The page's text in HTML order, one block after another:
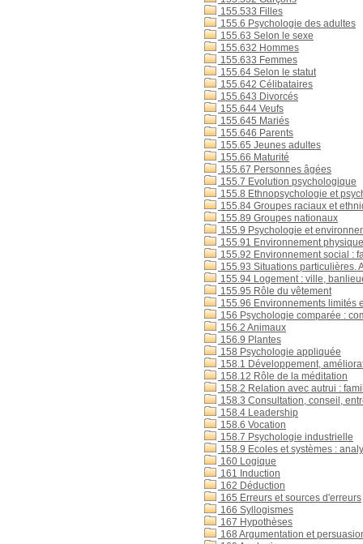
155.533 Filles
155.6 Psychologie des adultes
155.63 Selon le sexe
155.632 Hommes
155.633 Femmes
155.64 Selon le statut
155.642 Célibataires
155.643 Divorcés
155.644 Veufs
155.645 Mariés
155.646 Parents
155.65 Jeunes adultes
155.66 Maturité
155.67 Personnes âgées
155.7 Evolution psychologique
155.8 Ethnopsychologie et
155.84 Groupes raciaux et
155.89 Groupes nationaux
155.9 Psychologie et
155.91 Environnement
155.92 Environnement social :
155.93 Situations particulières.
155.94 Logement : ville,
155.95 Rôle du vêtement
155.96 Environnements limités
156 Psychologie comparée :
156.2 Animaux
156.9 Plantes
158 Psychologie appliquée
158.1 Développement,
158.12 Rôle de la méditation
158.2 Relation avec autrui :
158.3 Consultation, conseil,
158.4 Leadership
158.6 Vocation
158.7 Psychologie industrielle
158.9 Ecoles et systèmes :
160 Logique
161 Induction
162 Déduction
165 Erreurs et sources d'erreurs
166 Syllogismes
167 Hypothèses
168 Argumentation et